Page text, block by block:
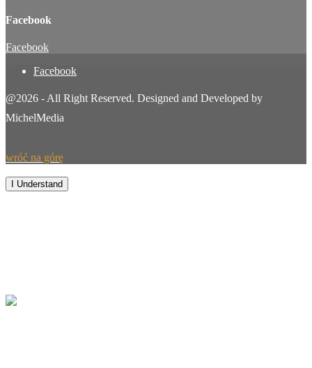
Facebook
Facebook
Facebook
@2026 - All Right Reserved. Designed and Developed by
MichelMedia
wróć na górę
I Understand